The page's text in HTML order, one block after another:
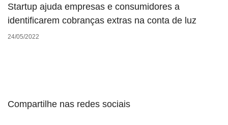
Startup ajuda empresas e consumidores a
identificarem cobranças extras na conta de luz
24/05/2022
Compartilhe nas redes sociais